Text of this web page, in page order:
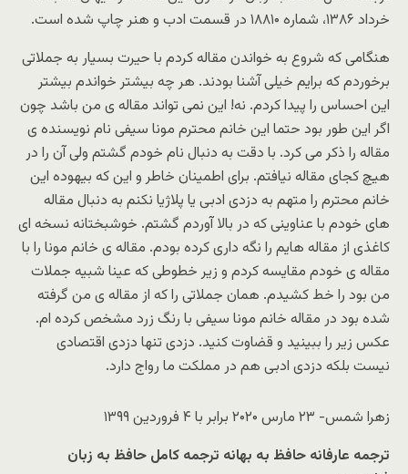
خرداد ۱۳۸۶، شماره ۱۸۸۱۰ در قسمت ادب و هنر چاپ شده است.
هنگامی که شروع به خواندن مقاله کردم با حیرت بسیار به جملاتی
برخوردم که برایم خیلی آشنا بودند. هر چه بیشتر خواندم بیشتر
این احساس را پیدا کردم. نه! این نمی تواند مقاله ی من باشد چون
اگر این طور بود حتما این خانم محترم مونا سیفی نام نویسنده ی
مقاله را ذکر می کرد. با دقت به دنبال نام خودم گشتم ولی آن را در
هیچ کجای مقاله نیافتم. برای اطمینان خاطر و این که بیهوده این
خانم محترم را متهم به دزدی ادبی یا پلاژیا نکنم به دنبال مقاله
های خودم با عناوینی که در بالا آوردم گشتم. خوشبختانه نسخه ای
کاغذی از مقاله هایم را نگه داری کرده بودم. مقاله ی خانم مونا را با
مقاله ی خودم مقایسه کردم و زیر خطوطی که عینا شبیه جملات
من بود را خط کشیدم. همان جملاتی را که از مقاله ی من گرفته
شده بود در مقاله خانم مونا سیفی با رنگ زرد مشخص کرده ام.
عکس زیر را ببینید و قضاوت کنید. دزدی تنها دزدی اقتصادی
نیست بلکه دزدی ادبی هم در مملکت ما رواج دارد.
زهرا شمس- ۲۳ مارس ۲۰۲۰ برابر با ۴ فروردین ۱۳۹۹
ترجمه عارفانه حافظ به بهانه ترجمه کامل حافظ به زبان